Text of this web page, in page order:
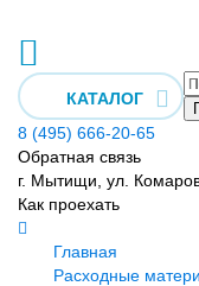
КАТАЛОГ
8 (495) 666-20-65
Обратная связь
г. Мытищи, ул.
Как проехать
Главная
Расходные